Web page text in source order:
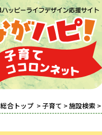
総合トップ >子育て >施設検索 >